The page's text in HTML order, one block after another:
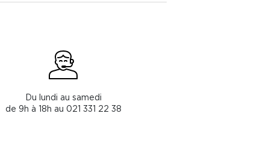
Du lundi au samedi
de 9h à 18h au 021 331 22 38